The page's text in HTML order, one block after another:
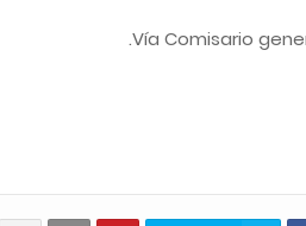
Vía Comisario